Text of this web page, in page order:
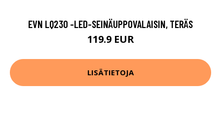
EVN LQ230 -LED-SEINÄUPPOVALAISIN, TERÄS
119.9 EUR
LISÄTIETOJA